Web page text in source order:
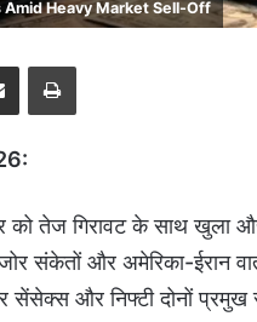
Heavy Market Sell-Off
Share via Email Print
को तेज गिरावट के साथ खुला
संकेतों और अमेरिका-ईरान
और निफ्टी दोनों प्रमुख